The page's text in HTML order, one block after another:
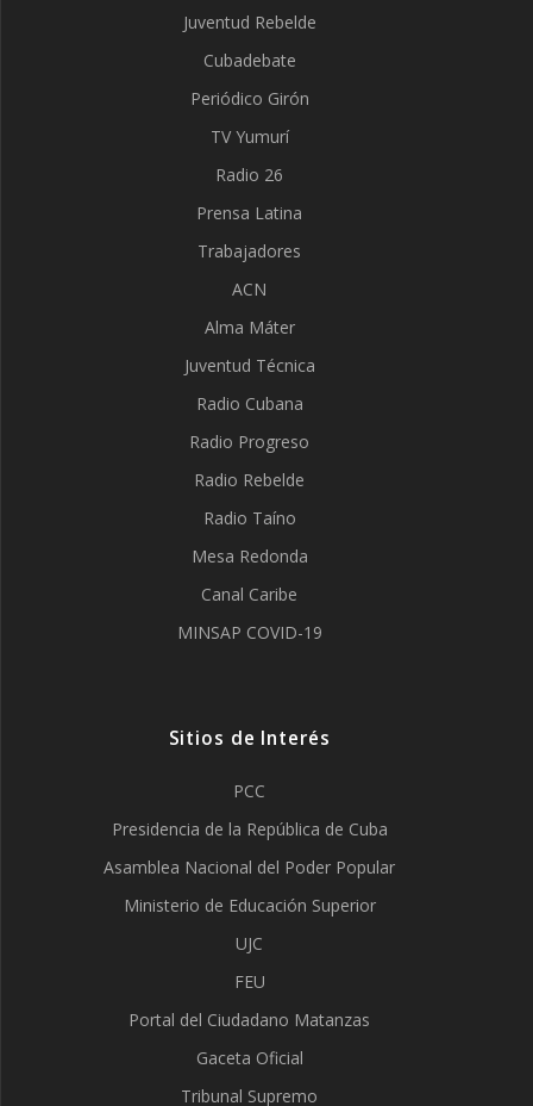
Juventud Rebelde
Cubadebate
Periódico Girón
TV Yumurí
Radio 26
Prensa Latina
Trabajadores
ACN
Alma Máter
Juventud Técnica
Radio Cubana
Radio Progreso
Radio Rebelde
Radio Taíno
Mesa Redonda
Canal Caribe
MINSAP COVID-19
Sitios de Interés
PCC
Presidencia de la República de Cuba
Asamblea Nacional del Poder Popular
Ministerio de Educación Superior
UJC
FEU
Portal del Ciudadano Matanzas
Gaceta Oficial
Tribunal Supremo